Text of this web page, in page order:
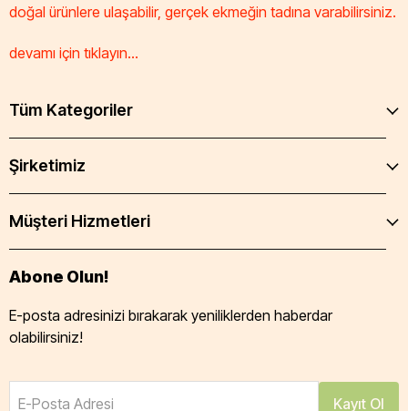
doğal ürünlere ulaşabilir, gerçek ekmeğin tadına varabilirsiniz.
devamı için tıklayın...
Tüm Kategoriler
Şirketimiz
Müşteri Hizmetleri
Abone Olun!
E-posta adresinizi bırakarak yeniliklerden haberdar
olabilirsiniz!
E-Posta Adresi Kayıt Ol